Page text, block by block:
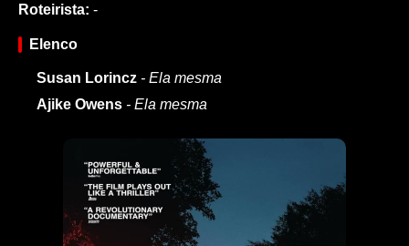
Roteirista: -
Elenco
Susan Lorincz - Ela mesma
Ajike Owens - Ela mesma